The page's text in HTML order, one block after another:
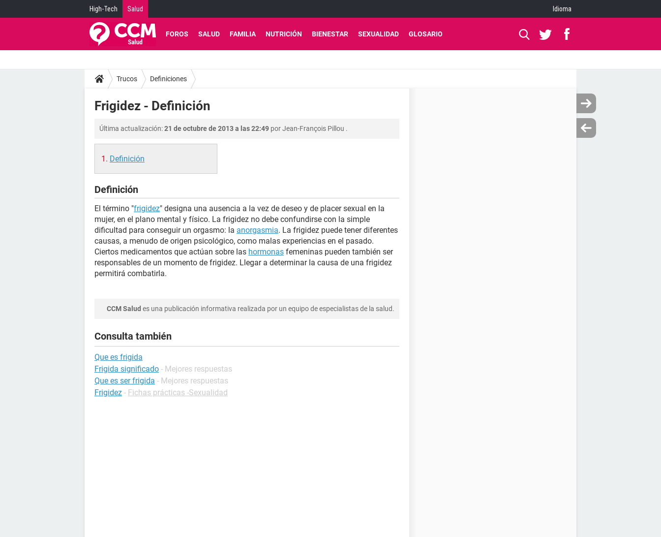
High-Tech Salud Idioma
FOROS SALUD FAMILIA NUTRICIÓN BIENESTAR SEXUALIDAD GLOSARIO
Trucos Definiciones
Frigidez - Definición
Última actualización:21 de octubre de 2013 a las 22:49 porJean-François Pillou .
Definición
Definición
El término "frigidez" designa una ausencia a la vez de deseo y de placer sexual en la
mujer, en el plano mental y físico. La frigidez no debe confundirse con la simple
dificultad para conseguir un orgasmo: la anorgasmia. La frigidez puede tener diferentes
causas, a menudo de origen psicológico, como malas experiencias en el pasado.
Ciertos medicamentos que actúan sobre las hormonas femeninas pueden también ser
responsables de un momento de frigidez. Llegar a determinar la causa de una frigidez
permitirá combatirla.
CCM Salud es una publicación informativa realizada por un equipo de especialistas de la salud.
Consulta también
Que es frigida
Frigida significado - Mejores respuestas
Que es ser frigida - Mejores respuestas
Frigidez - Fichas prácticas -Sexualidad